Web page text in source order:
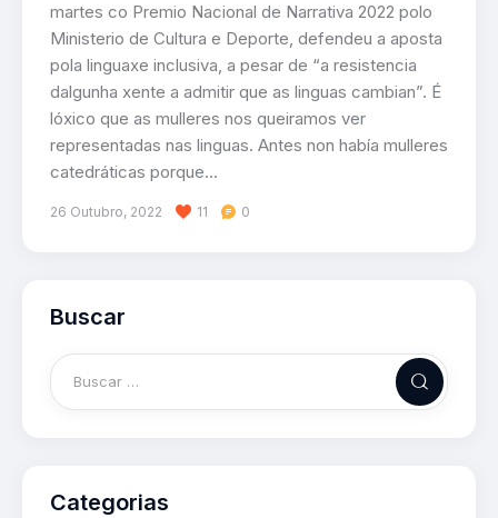
martes co Premio Nacional de Narrativa 2022 polo
Ministerio de Cultura e Deporte, defendeu a aposta
pola linguaxe inclusiva, a pesar de “a resistencia
dalgunha xente a admitir que as linguas cambian”. É
lóxico que as mulleres nos queiramos ver
representadas nas linguas. Antes non había mulleres
catedráticas porque…
26 Outubro, 2022 11 0
Buscar
Categorias